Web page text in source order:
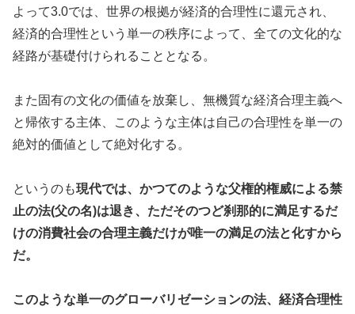
よって3.0では、世界の根拠が経済的合理性に還元され、
経済的合理性という単一の秩序によって、全ての文化的な
経路が基礎付けられることとなる。
また固有の文化の価値を放棄し、無機質な経済合理主義へ
と帰依する主体、このような主体は自己の合理性を単一の
絶対的価値として絶対化する。
というのも現代では、かつてのような父権的権威による禁
止の法(父の名)は退き、ただそのつど刹那的に満足するだ
けの消費社会の合理主義だけが唯一の満足の法と化すから
だ。
このような単一のグローバリゼーションの法、経済合理性